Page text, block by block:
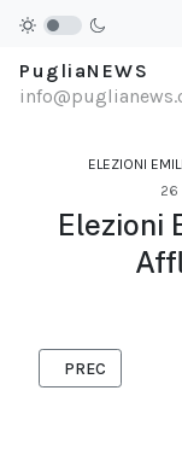
PugliaNEWS
ELEZIONI
26
Elezioni
ARTICOLO
PREC